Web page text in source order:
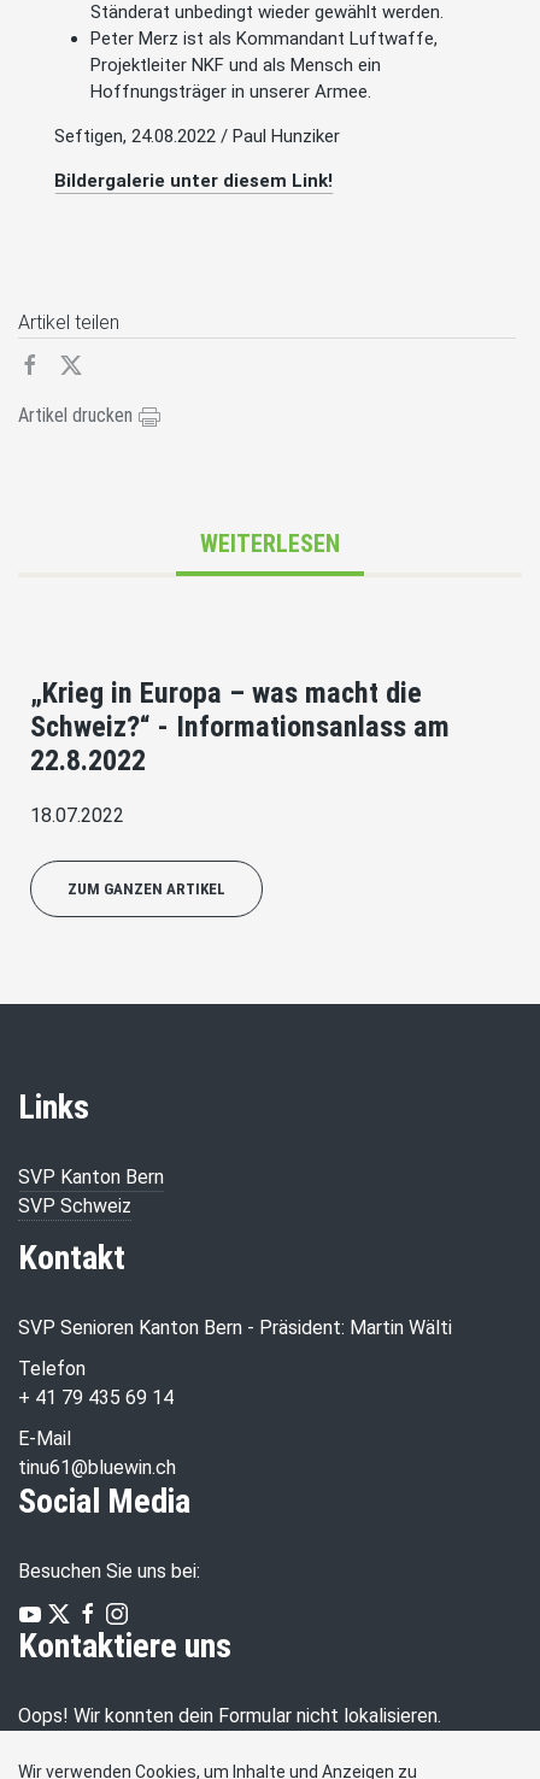
Ständerat unbedingt wieder gewählt werden.
Peter Merz ist als Kommandant Luftwaffe,
Projektleiter NKF und als Mensch ein
Hoffnungsträger in unserer Armee.
Seftigen, 24.08.2022 / Paul Hunziker
Bildergalerie unter diesem Link!
Artikel teilen
Artikel drucken
WEITERLESEN
„Krieg in Europa – was macht die
Schweiz?“ - Informationsanlass am
22.8.2022
18.07.2022
ZUM GANZEN ARTIKEL
Links
SVP Kanton Bern
SVP Schweiz
Kontakt
SVP Senioren Kanton Bern - Präsident: Martin Wälti
Telefon
+ 41 79 435 69 14
E-Mail
tinu61@bluewin.ch
Social Media
Besuchen Sie uns bei:
Kontaktiere uns
Oops! Wir konnten dein Formular nicht lokalisieren.
Wir verwenden Cookies, um Inhalte und Anzeigen zu